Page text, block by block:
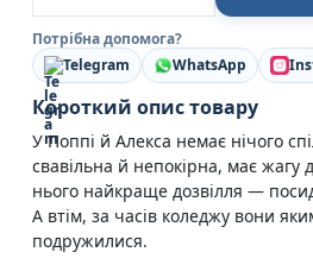
Потрібна допомога?
Telegram
WhatsApp
Короткий опис товару
У Поппі й Алекса немає нічого
свавільна й непокірна, має жагу
нього найкраще дозвілля —
А втім, за часів коледжу вони
подружилися.